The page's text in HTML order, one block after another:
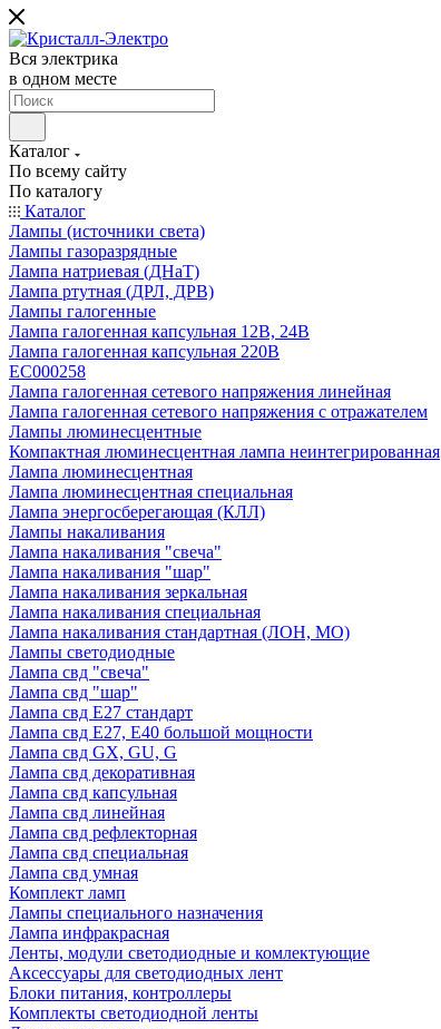
Вся электрика
в одном месте
Каталог
По всему сайту
По каталогу
Каталог
Лампы (источники света)
Лампы газоразрядные
Лампа натриевая (ДНаТ)
Лампа ртутная (ДРЛ, ДРВ)
Лампы галогенные
Лампа галогенная капсульная 12В, 24В
Лампа галогенная капсульная 220В
EC000258
Лампа галогенная сетевого напряжения линейная
Лампа галогенная сетевого напряжения с отражателем
Лампы люминесцентные
Компактная люминесцентная лампа неинтегрированная
Лампа люминесцентная
Лампа люминесцентная специальная
Лампа энергосберегающая (КЛЛ)
Лампы накаливания
Лампа накаливания "свеча"
Лампа накаливания "шар"
Лампа накаливания зеркальная
Лампа накаливания специальная
Лампа накаливания стандартная (ЛОН, МО)
Лампы светодиодные
Лампа свд "свеча"
Лампа свд "шар"
Лампа свд E27 стандарт
Лампа свд E27, Е40 большой мощности
Лампа свд GX, GU, G
Лампа свд декоративная
Лампа свд капсульная
Лампа свд линейная
Лампа свд рефлекторная
Лампа свд специальная
Лампа свд умная
Комплект ламп
Лампы специального назначения
Лампа инфракрасная
Ленты, модули светодиодные и комлектующие
Аксессуары для светодиодных лент
Блоки питания, контроллеры
Комплекты светодиодной ленты